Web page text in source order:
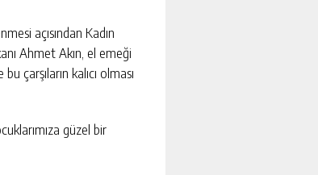
açısından Kadın
Ahmet Akın, el emeği
çarşıların kalıcı olması
güzel bir